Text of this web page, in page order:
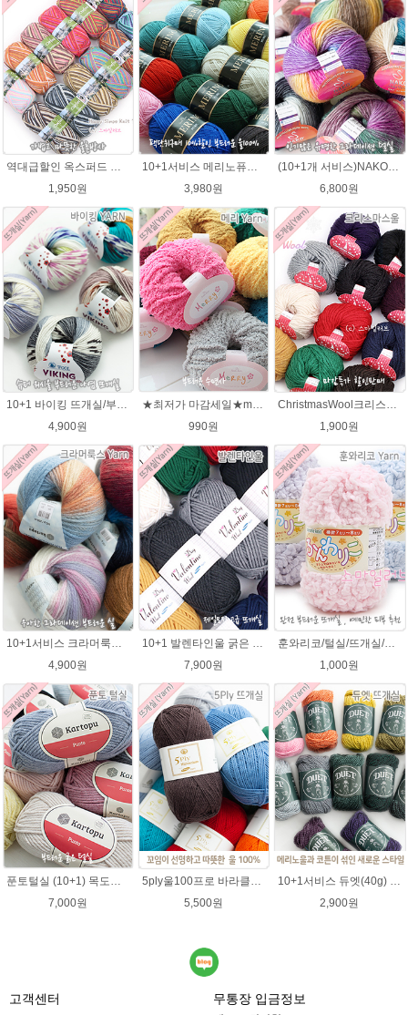
1,950원
3,980원
6,800원
10+1 바이킹 뜨개실/부드러운 나염 아기털실 목도리실 Viking Yarn
4,900원
★최저가 마감세일★merry메리/털실/수면뜨개실/뜨개질실/손뜨개실/목도리털실
990원
ChristmasWool크리스마스울 털실 손뜨개 뜨개질 뜨개실
1,900원
10+1서비스 크라머룩스 털실/부드러운 나염뜨개실 목도리뜨개질 수입 그라데이션털실
4,900원
10+1 발렌타인울 굵은 뜨개실/뜨개질실/손뜨개실/목도리털실/제일모직뜨개실
7,900원
훈와리코/털실/뜨개실/뜨개질실/손뜨개실/목도리털실/뜨게실/뜨게질/손뜨개질실
1,000원
푼토털실 (10+1) 목도리 푼토뜨개실 부드러운실
7,000원
5ply울100프로 바라클라바뜨개질 5플라이 고급뜨개실 90g (울 100%) 제일모직 생산 얇은굵기 순모사
5,500원
10+1서비스 듀엣(40g) 메리노울 혼방사 뜨개실 부드러운 유아실
2,900원
고객센터 무통장 입금정보